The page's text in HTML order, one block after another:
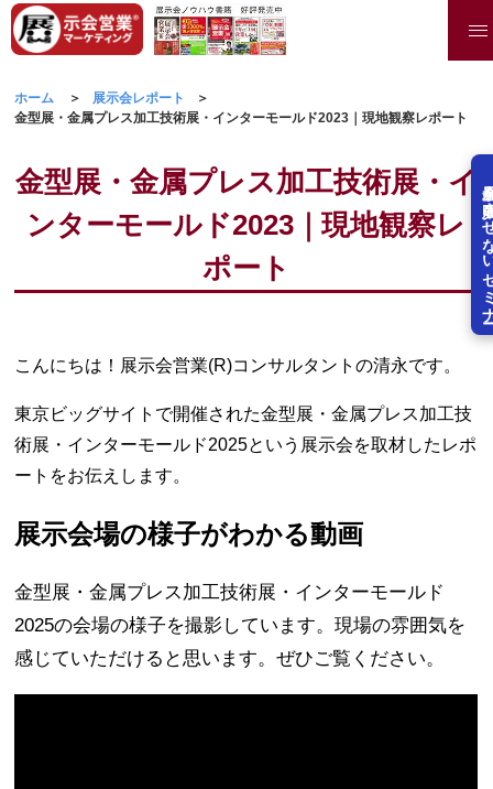
展示会を失
ホーム
展示会レポート
金型展・金属プレス加工技術展・インターモールド2023｜現地観察レポート
金型展・金属プレス加工技術展・イ
ンターモールド2023｜現地観察レ
ポート
こんにちは！展示会営業(R)コンサルタントの清永です。
東京ビッグサイトで開催された金型展・金属プレス加工技
術展・インターモールド2025という展示会を取材したレポ
ートをお伝えします。
展示会場の様子がわかる動画
金型展・金属プレス加工技術展・インターモールド
2025の会場の様子を撮影しています。現場の雰囲気を
感じていただけると思います。ぜひご覧ください。